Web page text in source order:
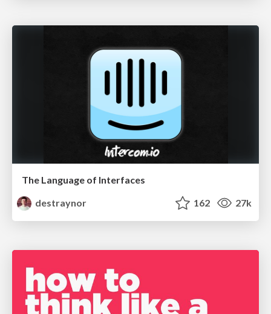
The Language of Interfaces
destraynor
162 27k